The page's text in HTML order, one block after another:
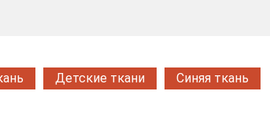
Детские ткани Синяя ткань